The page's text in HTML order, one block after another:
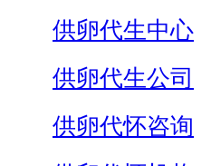
供卵代生中心
供卵代生公司
供卵代怀咨询